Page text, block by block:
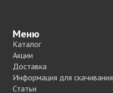
Меню
Каталог
Акции
Доставка
Информация для скачивания
Статьи